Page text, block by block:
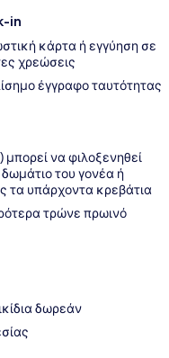
in
κάρτα ή εγγύηση σε
χρεώσεις
έγγραφο ταυτότητας
να φιλοξενηθεί
του γονέα ή
τα υπάρχοντα κρεβάτια
τρώνε πρωινό
δωρεάν